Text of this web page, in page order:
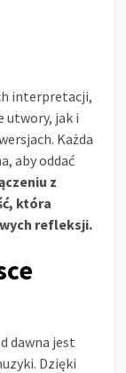
interpretacji,
utwory, jak i
Każda
aby oddać
z
która
refleksji.
dawna jest
Dzięki